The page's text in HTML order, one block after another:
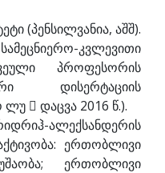
(პენსილვანია, აშშ).
კვლევითი
პროფესორის
დისერტაციის
 დაცვა 2016 წ.).
ალექსანდერის
ერთობლივი
ერთობლივი